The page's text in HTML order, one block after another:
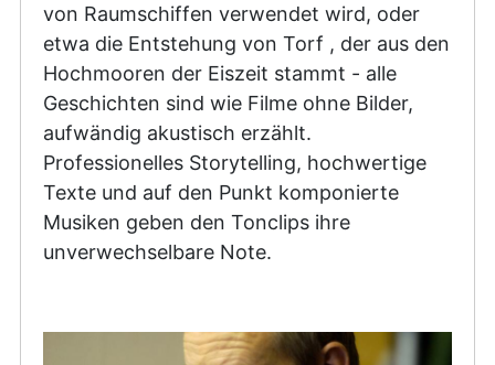
von Raumschiffen verwendet wird, oder
etwa die Entstehung von Torf , der aus den
Hochmooren der Eiszeit stammt - alle
Geschichten sind wie Filme ohne Bilder,
aufwändig akustisch erzählt.
Professionelles Storytelling, hochwertige
Texte und auf den Punkt komponierte
Musiken geben den Tonclips ihre
unverwechselbare Note.